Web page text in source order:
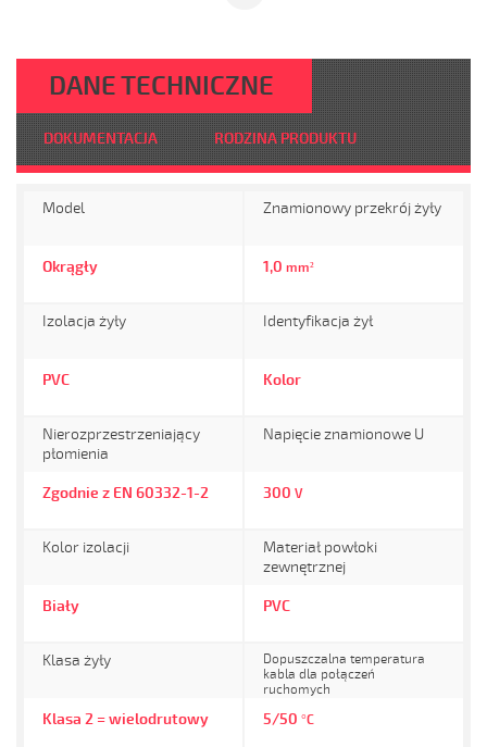
DANE TECHNICZNE
DOKUMENTACJA RODZINA PRODUKTU
Model
Okrągły
Znamionowy przekrój żyły
1,0 mm²
Izolacja żyły
PVC
Identyfikacja żył
Kolor
Nierozprzestrzeniający
płomienia
Zgodnie z EN 60332-1-2
Napięcie znamionowe U
300 V
Kolor izolacji
Biały
Materiał powłoki
zewnętrznej
PVC
Klasa żyły
Klasa 2 = wielodrutowy
Dopuszczalna temperatura
kabla dla połączeń
ruchomych
5/50 °C